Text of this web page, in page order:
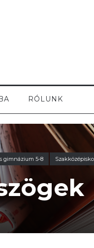
RÓLUNK
gimnázium 5-8